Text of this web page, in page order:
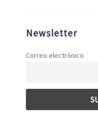
Newsletter
Correo electrónico